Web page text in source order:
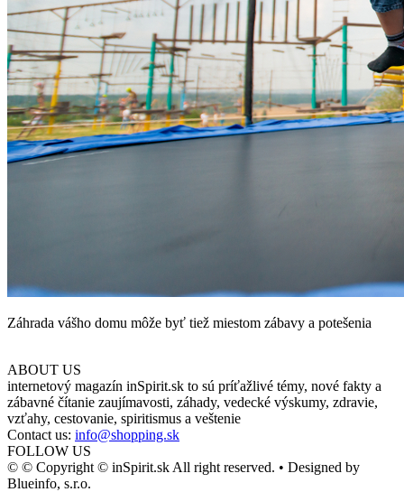
Záhrada vášho domu môže byť tiež miestom zábavy a potešenia
ABOUT US
internetový magazín inSpirit.sk to sú príťažlivé témy, nové fakty a
zábavné čítanie zaujímavosti, záhady, vedecké výskumy, zdravie,
vzťahy, cestovanie, spiritismus a veštenie
Contact us: info@shopping.sk
FOLLOW US
© © Copyright © inSpirit.sk All right reserved. • Designed by
Blueinfo, s.r.o.